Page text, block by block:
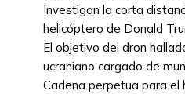
Investigan la corta
helicóptero de Donald
El objetivo del dron
ucraniano cargado de
Cadena perpetua para el